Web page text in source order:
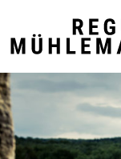
Mühlemann